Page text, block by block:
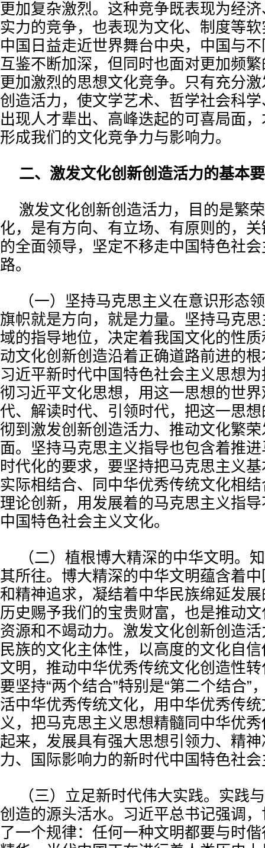
更加复杂激烈。这种竞争既表现为经
实力的竞争，也表现为文化、制度等
中国日益走近世界舞台中央，中国与
互鉴不断加深，但同时也面对更加频
更加激烈的思想文化竞争。只有充分
创造活力，使文学艺术、哲学社会科
出现人才辈出、高峰迭起的可喜局面
形成我们的文化竞争力与影响力。
二、激发文化创新创造活力的基本
激发文化创新创造活力，目的是繁
化，是有方向、有立场、有原则的，
的全面领导，坚定不移走中国特色社
路。
（一）坚持马克思主义在意识形态
旗帜就是方向，就是力量。坚持马克
域的指导地位，决定着我国文化的性
动文化创新创造沿着正确道路前进的
习近平新时代中国特色社会主义思想
彻习近平文化思想，用这一思想的世
代、解读时代、引领时代，把这一思
彻到激发创新创造活力、推动文化繁
面。坚持马克思主义指导也包含着推
时代化的要求，要坚持把马克思主义
实际相结合、同中华优秀传统文化相
理论创新，用发展着的马克思主义指
中国特色社会主义文化。
（二）植根博大精深的中华文明。
其所往。博大精深的中华文明蕴含着
和精神追求，凝结着中华民族绵延发
历史赐予我们的宝贵财富，也是推动
资源和不竭动力。激发文化创新创造
民族的文化主体性，以高度的文化自
文明，推动中华优秀传统文化创造性
要坚持“两个结合”特别是“第二个结合”
活中华优秀传统文化，用中华优秀传
义，把马克思主义思想精髓同中华优
起来，发展具有强大思想引领力、精
力、国际影响力的新时代中国特色社
（三）立足新时代伟大实践。实践
创造的源头活水。习近平总书记强调
了一个规律：任何一种文明都要与时